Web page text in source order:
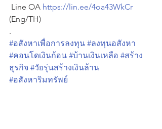
Line OA https://lin.ee/4oa43WkCr
(Eng/TH)
.
#อสังหาเพื่อการลงทุน #ลงทุนอสังหา
#คอนโดเงินก้อน #บ้านเงินเหลือ #สร้าง
ธุรกิจ #วัยรุ่นสร้างเงินล้าน
#อสังหาริมทรัพย์